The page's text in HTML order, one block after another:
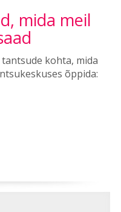
mida meil
kohta, mida
õppida: